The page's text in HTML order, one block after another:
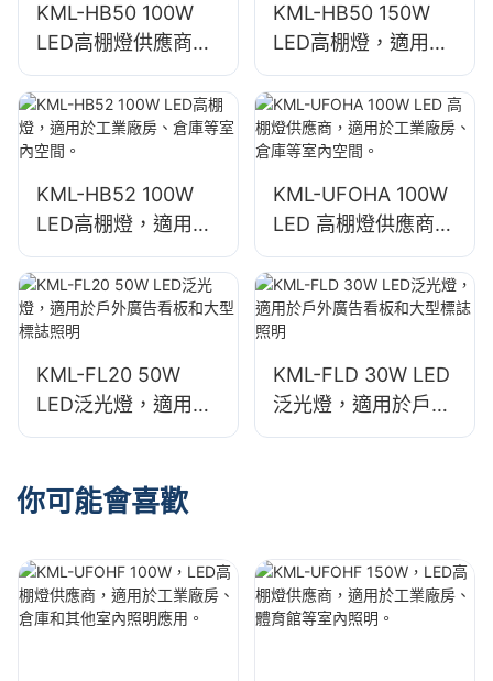
KML-HB50 100W
LED高棚燈供應商，
適用於工廠、倉庫等
室內空間照明。
KML-HB50 150W
LED高棚燈，適用於
維修車間、倉庫等室
內場所。
KML-HB52 100W
LED高棚燈，適用於
工業廠房、倉庫等室
內空間。
KML-UFOHA 100W
LED 高棚燈供應商，
適用於工業廠房、倉
庫等室內空間。
KML-FL20 50W
LED泛光燈，適用於
戶外廣告看板和大型
KML-FLD 30W LED
泛光燈，適用於戶外
廣告看板和大型標誌
你可能會喜歡